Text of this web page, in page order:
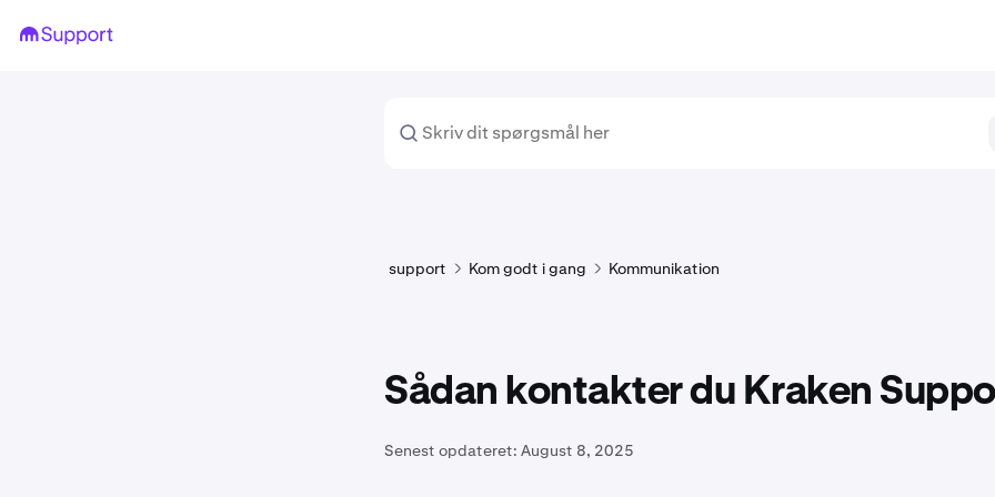
support Kom godt i gang Kommunikation
Sådan kontakter du Kraken
Senest opdateret: August 8, 2025